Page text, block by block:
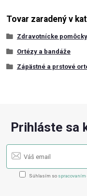
Tovar zaradený v
Zdravotnícke pomôcky
Ortézy a bandáže
Zápästné a prstové
Prihláste sa
Súhlasím so spracovaním